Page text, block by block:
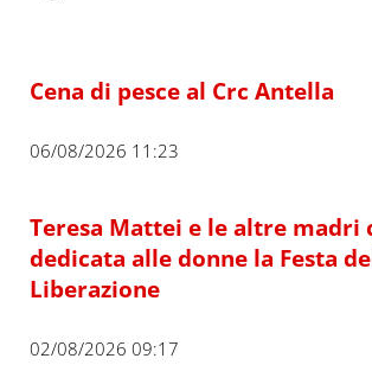
Cena di pesce al Crc Antella
06/08/2026 11:23
Teresa Mattei e le altre madri
dedicata alle donne la Festa
Liberazione
02/08/2026 09:17